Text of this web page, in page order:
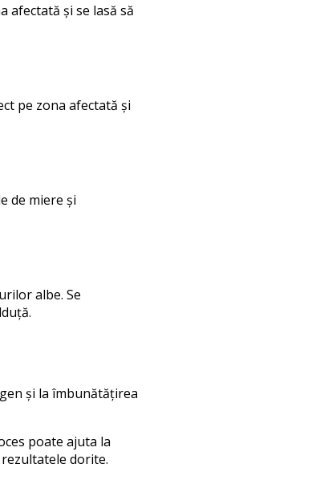
afectată și se lasă să
pe zona afectată și
de miere și
albe. Se
și la îmbunătățirea
poate ajuta la
dorite.